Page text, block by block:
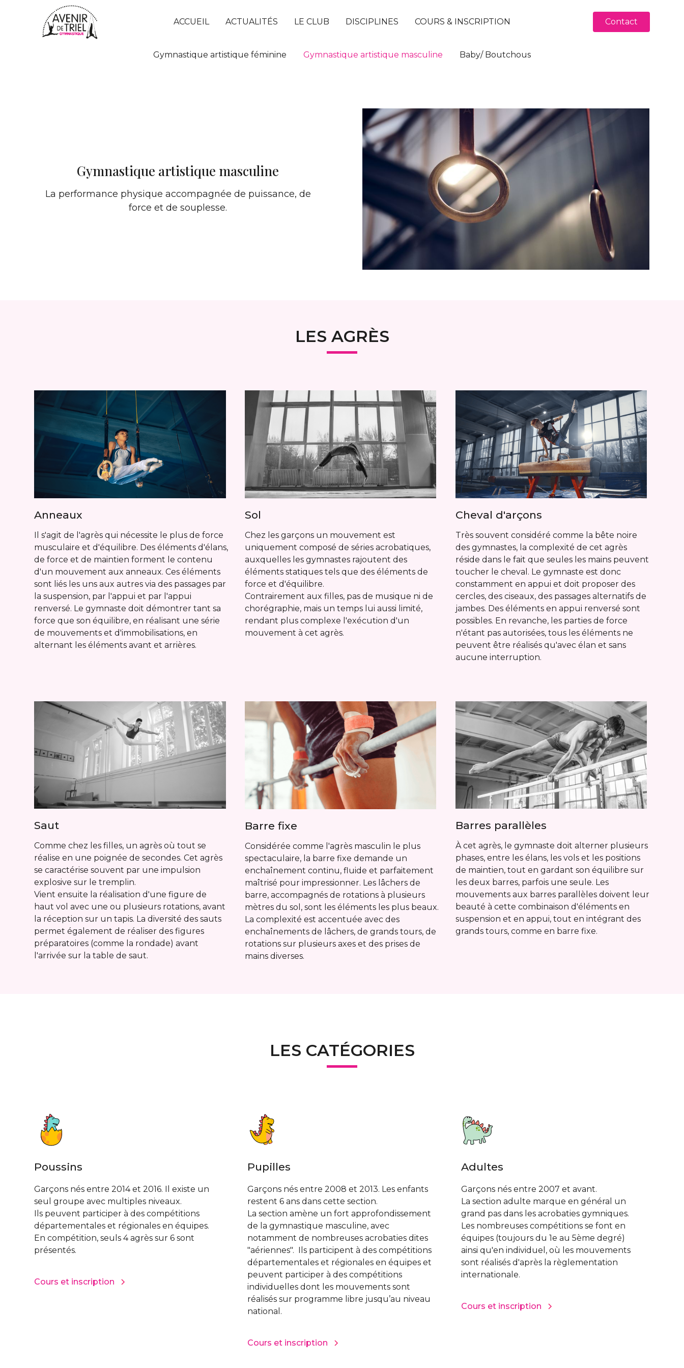
ACCUEIL ACTUALITÉS LE CLUB DISCIPLINES COURS & INSCRIPTION Contact
Gymnastique artistique féminine Gymnastique artistique masculine Baby/ Boutchous
Gymnastique artistique masculine
La performance physique accompagnée de puissance, de
force et de souplesse.
LES AGRÈS
Anneaux
Il s'agit de l'agrès qui nécessite le plus de force
musculaire et d'équilibre. Des éléments d'élans,
de force et de maintien forment le contenu
d'un mouvement aux anneaux. Ces éléments
sont liés les uns aux autres via des passages par
la suspension, par l'appui et par l'appui
renversé. Le gymnaste doit démontrer tant sa
force que son équilibre, en réalisant une série
de mouvements et d'immobilisations, en
alternant les éléments avant et arrières.
Sol
Chez les garçons un mouvement est
uniquement composé de séries acrobatiques,
auxquelles les gymnastes rajoutent des
éléments statiques tels que des éléments de
force et d'équilibre.
Contrairement aux filles, pas de musique ni de
chorégraphie, mais un temps lui aussi limité,
rendant plus complexe l'exécution d'un
mouvement à cet agrès.
Cheval d'arçons
Très souvent considéré comme la bête noire
des gymnastes, la complexité de cet agrès
réside dans le fait que seules les mains peuvent
toucher le cheval. Le gymnaste est donc
constamment en appui et doit proposer des
cercles, des ciseaux, des passages alternatifs de
jambes. Des éléments en appui renversé sont
possibles. En revanche, les parties de force
n'étant pas autorisées, tous les éléments ne
peuvent être réalisés qu'avec élan et sans
aucune interruption.
Saut
Comme chez les filles, un agrès où tout se
réalise en une poignée de secondes. Cet agrès
se caractérise souvent par une impulsion
explosive sur le tremplin.
Vient ensuite la réalisation d'une figure de
haut vol avec une ou plusieurs rotations, avant
la réception sur un tapis. La diversité des sauts
permet également de réaliser des figures
préparatoires (comme la rondade) avant
l'arrivée sur la table de saut.
Barre fixe
Considérée comme l'agrès masculin le plus
spectaculaire, la barre fixe demande un
enchaînement continu, fluide et parfaitement
maîtrisé pour impressionner. Les lâchers de
barre, accompagnés de rotations à plusieurs
mètres du sol, sont les éléments les plus beaux.
La complexité est accentuée avec des
enchaînements de lâchers, de grands tours, de
rotations sur plusieurs axes et des prises de
mains diverses.
Barres parallèles
À cet agrès, le gymnaste doit alterner plusieurs
phases, entre les élans, les vols et les positions
de maintien, tout en gardant son équilibre sur
les deux barres, parfois une seule. Les
mouvements aux barres parallèles doivent leur
beauté à cette combinaison d'éléments en
suspension et en appui, tout en intégrant des
grands tours, comme en barre fixe.
LES CATÉGORIES
Poussins
Garçons nés entre 2014 et 2016. Il existe un
seul groupe avec multiples niveaux.
Ils peuvent participer à des compétitions
départementales et régionales en équipes.
En compétition, seuls 4 agrès sur 6 sont
présentés.
Cours et inscription
Pupilles
Garçons nés entre 2008 et 2013. Les enfants
restent 6 ans dans cette section.
La section amène un fort approfondissement
de la gymnastique masculine, avec
notamment de nombreuses acrobaties dites
"aériennes". Ils participent à des compétitions
départementales et régionales en équipes et
peuvent participer à des compétitions
individuelles dont les mouvements sont
réalisés sur programme libre jusqu’au niveau
national.
Cours et inscription
Adultes
Garçons nés entre 2007 et avant.
La section adulte marque en général un
grand pas dans les acrobaties gymniques.
Les nombreuses compétitions se font en
équipes (toujours du 1e au 5ème degré)
ainsi qu'en individuel, où les mouvements
sont réalisés d'après la règlementation
internationale.
Cours et inscription